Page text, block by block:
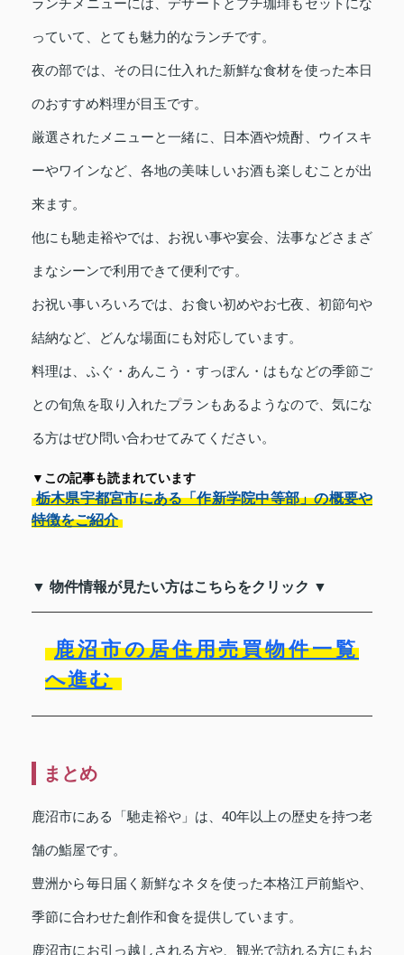
ランチメニューには、デザートとプチ珈琲もセットにな
っていて、とても魅力的なランチです。
夜の部では、その日に仕入れた新鮮な食材を使った本日
のおすすめ料理が目玉です。
厳選されたメニューと一緒に、日本酒や焼酎、ウイスキ
ーやワインなど、各地の美味しいお酒も楽しむことが出
来ます。
他にも馳走裕やでは、お祝い事や宴会、法事などさまざ
まなシーンで利用できて便利です。
お祝い事いろいろでは、お食い初めやお七夜、初節句や
結納など、どんな場面にも対応しています。
料理は、ふぐ・あんこう・すっぽん・はもなどの季節ご
との旬魚を取り入れたプランもあるようなので、気にな
る方はぜひ問い合わせてみてください。
▼この記事も読まれています
栃木県宇都宮市にある「作新学院中等部」の概要や
特徴をご紹介
▼ 物件情報が見たい方はこちらをクリック ▼
鹿沼市の居住用売買物件一覧
へ進む
まとめ
鹿沼市にある「馳走裕や」は、40年以上の歴史を持つ老
舗の鮨屋です。
豊洲から毎日届く新鮮なネタを使った本格江戸前鮨や、
季節に合わせた創作和食を提供しています。
鹿沼市にお引っ越しされる方や、観光で訪れる方にもお